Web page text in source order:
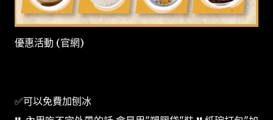
優惠活動 (官網)
✅可以免費加刨冰